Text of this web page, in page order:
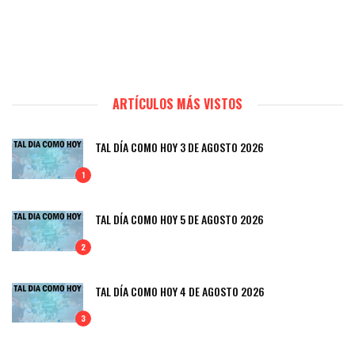
ARTÍCULOS MÁS VISTOS
1
TAL DÍA COMO HOY 3 DE AGOSTO 2026
2
TAL DÍA COMO HOY 5 DE AGOSTO 2026
3
TAL DÍA COMO HOY 4 DE AGOSTO 2026